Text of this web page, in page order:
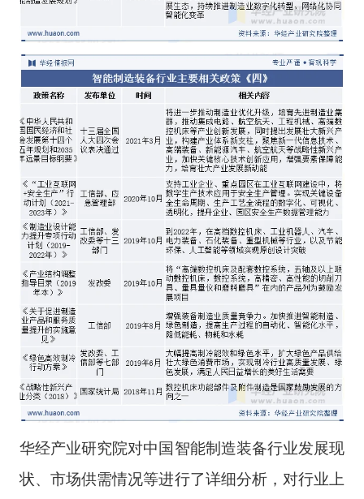
华经产业研究院对中国智能制造装备行业发展现
状、市场供需情况等进行了详细分析，对行业上